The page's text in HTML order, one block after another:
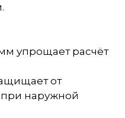
упрощает расчёт
от
наружной